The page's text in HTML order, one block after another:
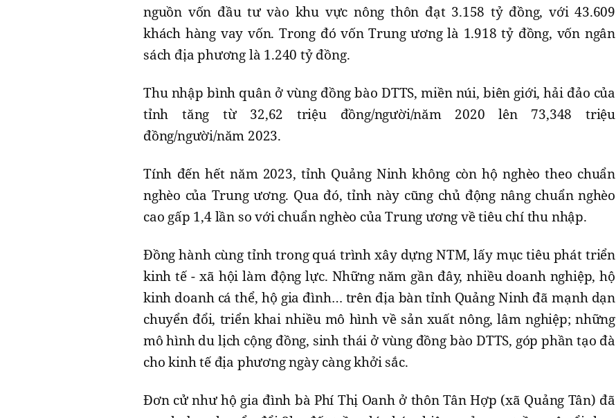
nguồn vốn đầu tư vào khu vực nông thôn đạt 3.158 tỷ đồng, với 43.609
khách hàng vay vốn. Trong đó vốn Trung ương là 1.918 tỷ đồng, vốn ngân
sách địa phương là 1.240 tỷ đồng.
Thu nhập bình quân ở vùng đồng bào DTTS, miền núi, biên giới, hải đảo của
tỉnh tăng từ 32,62 triệu đồng/người/năm 2020 lên 73,348 triệu
đồng/người/năm 2023.
Tính đến hết năm 2023, tỉnh Quảng Ninh không còn hộ nghèo theo chuẩn
nghèo của Trung ương. Qua đó, tỉnh này cũng chủ động nâng chuẩn nghèo
cao gấp 1,4 lần so với chuẩn nghèo của Trung ương về tiêu chí thu nhập.
Đồng hành cùng tỉnh trong quá trình xây dựng NTM, lấy mục tiêu phát triển
kinh tế - xã hội làm động lực. Những năm gần đây, nhiều doanh nghiệp, hộ
kinh doanh cá thể, hộ gia đình… trên địa bàn tỉnh Quảng Ninh đã mạnh dạn
chuyển đổi, triển khai nhiều mô hình về sản xuất nông, lâm nghiệp; những
mô hình du lịch cộng đồng, sinh thái ở vùng đồng bào DTTS, góp phần tạo đà
cho kinh tế địa phương ngày càng khởi sắc.
Đơn cử như hộ gia đình bà Phí Thị Oanh ở thôn Tân Hợp (xã Quảng Tân) đã